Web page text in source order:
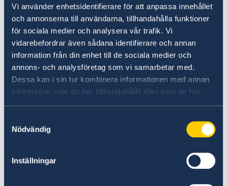
Vi använder enhetsidentifierare för att anpassa innehållet
och annonserna till användarna, tillhandahålla funktioner
för sociala medier och analysera vår trafik. Vi
vidarebefordrar även sådana identifierare och annan
information från din enhet till de sociala medier och
annons- och analysföretag som vi samarbetar med.
Dessa kan i sin tur kombinera informationen med annan
information som du har tillhandahållit eller som de har
samlat in när du har använt deras tjänster.
Nödvändig
Inställningar
“We have chosen to protect the security of
Sweden and the Swedish people. Sweden’s
NATO membership makes our country more
secure. We do not stand alone in troubled
times,” says Minister for Foreign Affairs Maria
Malmer Stenergard.
Read the full Statement on government.se.